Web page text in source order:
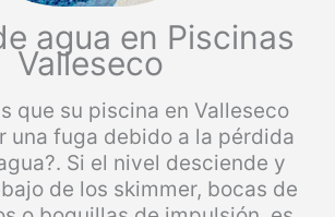
agua en Piscinas
Valleseco
que su piscina en Valleseco
una fuga debido a la pérdida
Si el nivel desciende y
de los skimmer, bocas de